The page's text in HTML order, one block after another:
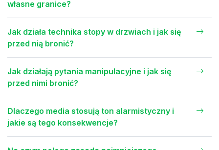
własne granice?
Jak działa technika stopy w drzwiach i jak się
przed nią bronić?
Jak działają pytania manipulacyjne i jak się
przed nimi bronić?
Dlaczego media stosują ton alarmistyczny i
jakie są tego konsekwencje?